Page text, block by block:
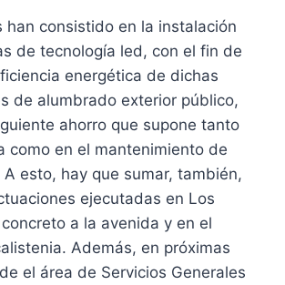
han consistido en la instalación
de tecnología led, con el fin de
energética de dichas
de alumbrado exterior público,
ahorro que supone tanto
como en el mantenimiento de
A esto, hay que sumar, también,
ejecutadas en Los
a la avenida y en el
Además, en próximas
el área de Servicios Generales